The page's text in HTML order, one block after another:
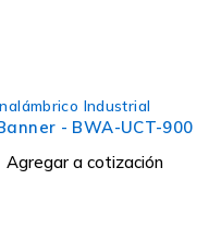
Industrial
- BWA-UCT-900
Agregar a cotización